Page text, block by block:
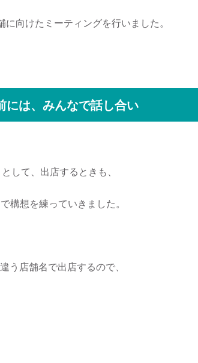
向けたミーティングを行いました。
には、みんなで話し合い
して、出店するときも、
構想を練っていきました。
う店舗名で出店するので、